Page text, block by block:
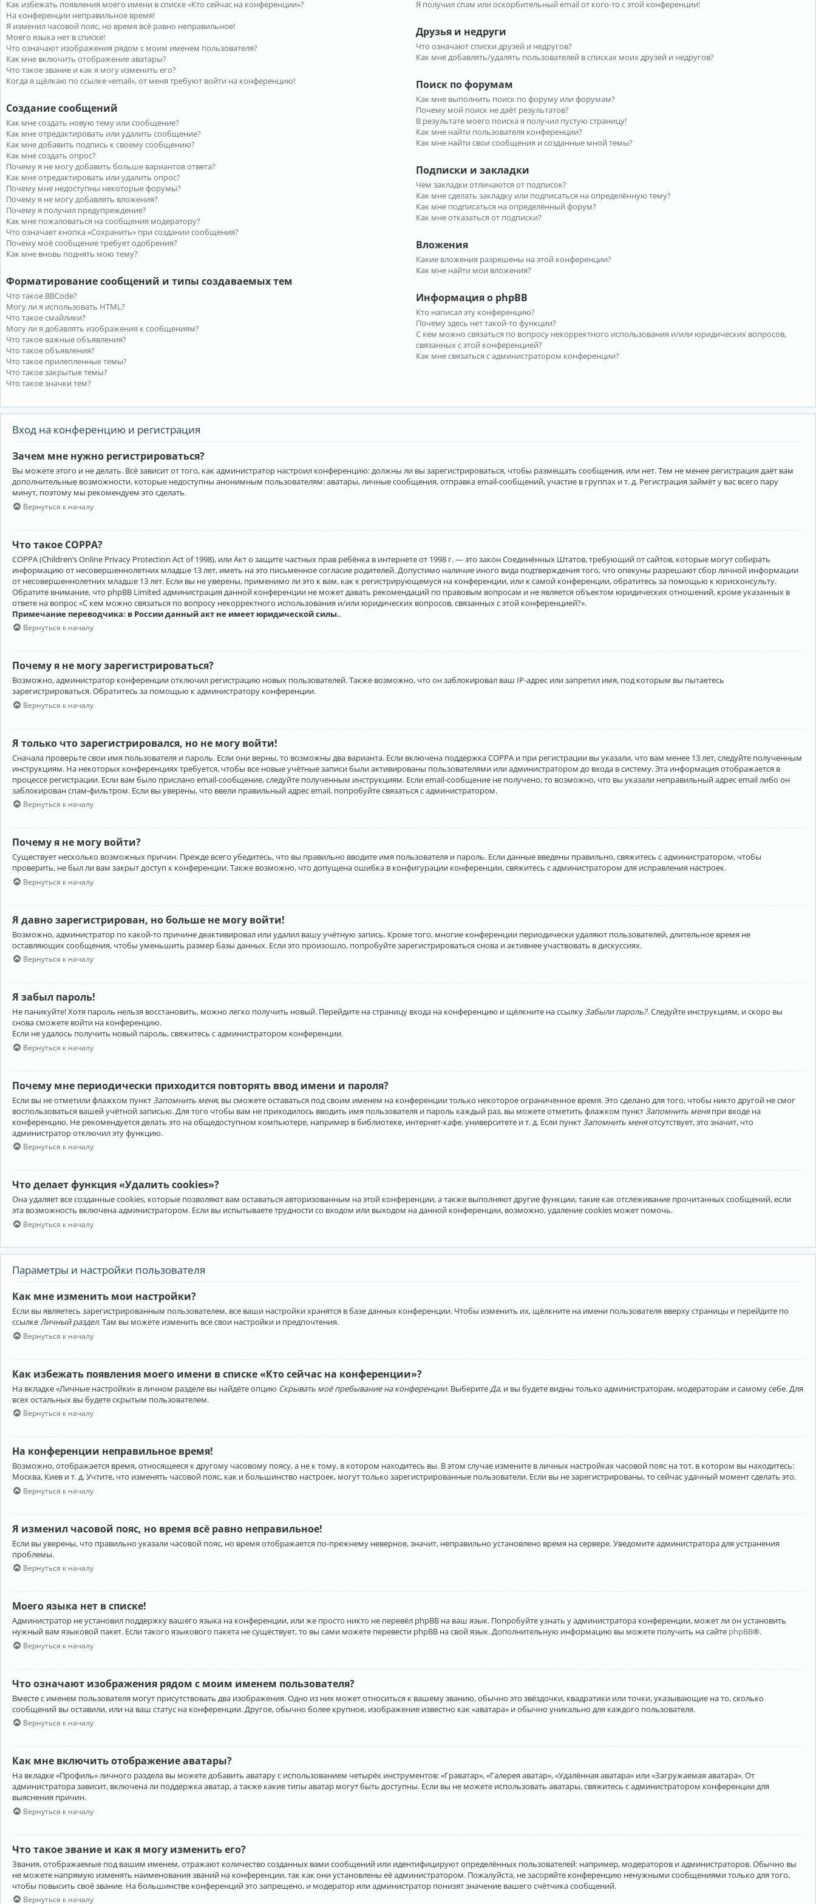
Как избежать появления моего имени в списке «Кто сейчас на конференции»?
На конференции неправильное время!
Я изменил часовой пояс, но время всё равно неправильное!
Моего языка нет в списке!
Что означают изображения рядом с моим именем пользователя?
Как мне включить отображение аватары?
Что такое звание и как я могу изменить его?
Когда я щёлкаю по ссылке «email», от меня требуют войти на конференцию!
Создание сообщений
Как мне создать новую тему или сообщение?
Как мне отредактировать или удалить сообщение?
Как мне добавить подпись к своему сообщению?
Как мне создать опрос?
Почему я не могу добавить больше вариантов ответа?
Как мне отредактировать или удалить опрос?
Почему мне недоступны некоторые форумы?
Почему я не могу добавлять вложения?
Почему я получил предупреждение?
Как мне пожаловаться на сообщения модератору?
Что означает кнопка «Сохранить» при создании сообщения?
Почему моё сообщение требует одобрения?
Как мне вновь поднять мою тему?
Форматирование сообщений и типы создаваемых тем
Что такое BBCode?
Могу ли я использовать HTML?
Что такое смайлики?
Могу ли я добавлять изображения к сообщениям?
Что такое важные объявления?
Что такое объявления?
Что такое прилепленные темы?
Что такое закрытые темы?
Что такое значки тем?
Я получил спам или оскорбительный email от кого-то с этой конференции!
Друзья и недруги
Что означают списки друзей и недругов?
Как мне добавлять/удалять пользователей в списках моих друзей и недругов?
Поиск по форумам
Как мне выполнить поиск по форуму или форумам?
Почему мой поиск не даёт результатов?
В результате моего поиска я получил пустую страницу!
Как мне найти пользователя конференции?
Как мне найти свои сообщения и созданные мной темы?
Подписки и закладки
Чем закладки отличаются от подписок?
Как мне сделать закладку или подписаться на определённую тему?
Как мне подписаться на определённый форум?
Как мне отказаться от подписки?
Вложения
Какие вложения разрешены на этой конференции?
Как мне найти мои вложения?
Информация о phpBB
Кто написал эту конференцию?
Почему здесь нет такой-то функции?
С кем можно связаться по вопросу некорректного использования и/или юридических вопросов,
связанных с этой конференцией?
Как мне связаться с администратором конференции?
Вход на конференцию и регистрация
Зачем мне нужно регистрироваться?
Вы можете этого и не делать. Всё зависит от того, как администратор настроил конференцию: должны ли вы зарегистрироваться, чтобы размещать сообщения, или нет. Тем не менее регистрация даёт вам
дополнительные возможности, которые недоступны анонимным пользователям: аватары, личные сообщения, отправка email-сообщений, участие в группах и т. д. Регистрация займёт у вас всего пару
минут, поэтому мы рекомендуем это сделать.
Вернуться к началу
Что такое COPPA?
COPPA (Children’s Online Privacy Protection Act of 1998), или Акт о защите частных прав ребёнка в интернете от 1998 г. — это закон Соединённых Штатов, требующий от сайтов, которые могут собирать
информацию от несовершеннолетних младше 13 лет, иметь на это письменное согласие родителей. Допустимо наличие иного вида подтверждения того, что опекуны разрешают сбор личной информации
от несовершеннолетних младше 13 лет. Если вы не уверены, применимо ли это к вам, как к регистрирующемуся на конференции, или к самой конференции, обратитесь за помощью к юрисконсульту.
Обратите внимание, что phpBB Limited администрация данной конференции не может давать рекомендаций по правовым вопросам и не является объектом юридических отношений, кроме указанных в
ответе на вопрос «С кем можно связаться по вопросу некорректного использования и/или юридических вопросов, связанных с этой конференцией?».
Примечание переводчика: в России данный акт не имеет юридической силы..
Вернуться к началу
Почему я не могу зарегистрироваться?
Возможно, администратор конференции отключил регистрацию новых пользователей. Также возможно, что он заблокировал ваш IP-адрес или запретил имя, под которым вы пытаетесь
зарегистрироваться. Обратитесь за помощью к администратору конференции.
Вернуться к началу
Я только что зарегистрировался, но не могу войти!
Сначала проверьте свои имя пользователя и пароль. Если они верны, то возможны два варианта. Если включена поддержка COPPA и при регистрации вы указали, что вам менее 13 лет, следуйте полученным
инструкциям. На некоторых конференциях требуется, чтобы все новые учётные записи были активированы пользователями или администратором до входа в систему. Эта информация отображается в
процессе регистрации. Если вам было прислано email-сообщение, следуйте полученным инструкциям. Если email-сообщение не получено, то возможно, что вы указали неправильный адрес email либо он
заблокирован спам-фильтром. Если вы уверены, что ввели правильный адрес email, попробуйте связаться с администратором.
Вернуться к началу
Почему я не могу войти?
Существует несколько возможных причин. Прежде всего убедитесь, что вы правильно вводите имя пользователя и пароль. Если данные введены правильно, свяжитесь с администратором, чтобы
проверить, не был ли вам закрыт доступ к конференции. Также возможно, что допущена ошибка в конфигурации конференции, свяжитесь с администратором для исправления настроек.
Вернуться к началу
Я давно зарегистрирован, но больше не могу войти!
Возможно, администратор по какой-то причине деактивировал или удалил вашу учётную запись. Кроме того, многие конференции периодически удаляют пользователей, длительное время не
оставляющих сообщения, чтобы уменьшить размер базы данных. Если это произошло, попробуйте зарегистрироваться снова и активнее участвовать в дискуссиях.
Вернуться к началу
Я забыл пароль!
Не паникуйте! Хотя пароль нельзя восстановить, можно легко получить новый. Перейдите на страницу входа на конференцию и щёлкните на ссылкуЗабыли пароль?. Следуйте инструкциям, и скоро вы
снова сможете войти на конференцию.
Если не удалось получить новый пароль, свяжитесь с администратором конференции.
Вернуться к началу
Почему мне периодически приходится повторять ввод имени и пароля?
Если вы не отметили флажком пункт Запомнить меня, вы сможете оставаться под своим именем на конференции только некоторое ограниченное время. Это сделано для того, чтобы никто другой не смог
воспользоваться вашей учётной записью. Для того чтобы вам не приходилось вводить имя пользователя и пароль каждый раз, вы можете отметить флажком пункт Запомнить меняпри входе на
конференцию. Не рекомендуется делать это на общедоступном компьютере, например в библиотеке, интернет-кафе, университете и т. д. Если пункт Запомнить меняотсутствует, это значит, что
администратор отключил эту функцию.
Вернуться к началу
Что делает функция «Удалить cookies»?
Она удаляет все созданные cookies, которые позволяют вам оставаться авторизованным на этой конференции, а также выполняют другие функции, такие как отслеживание прочитанных сообщений, если
эта возможность включена администратором. Если вы испытываете трудности со входом или выходом на данной конференции, возможно, удаление cookies может помочь.
Вернуться к началу
Параметры и настройки пользователя
Как мне изменить мои настройки?
Если вы являетесь зарегистрированным пользователем, все ваши настройки хранятся в базе данных конференции. Чтобы изменить их, щёлкните на имени пользователя вверху страницы и перейдите по
ссылкеЛичный раздел. Там вы можете изменить все свои настройки и предпочтения.
Вернуться к началу
Как избежать появления моего имени в списке «Кто сейчас на конференции»?
На вкладке «Личные настройки» в личном разделе вы найдёте опцию Скрывать моё пребывание на конференции. Выберите Да, и вы будете видны только администраторам, модераторам и самому себе. Для
всех остальных вы будете скрытым пользователем.
Вернуться к началу
На конференции неправильное время!
Возможно, отображается время, относящееся к другому часовому поясу, а не к тому, в котором находитесь вы. В этом случае измените в личных настройках часовой пояс на тот, в котором вы находитесь:
Москва, Киев и т. д. Учтите, что изменять часовой пояс, как и большинство настроек, могут только зарегистрированные пользователи. Если вы не зарегистрированы, то сейчас удачный момент сделать это.
Вернуться к началу
Я изменил часовой пояс, но время всё равно неправильное!
Если вы уверены, что правильно указали часовой пояс, но время отображается по-прежнему неверное, значит, неправильно установлено время на сервере. Уведомите администратора для устранения
проблемы.
Вернуться к началу
Моего языка нет в списке!
Администратор не установил поддержку вашего языка на конференции, или же просто никто не перевёл phpBB на ваш язык. Попробуйте узнать у администратора конференции, может ли он установить
нужный вам языковой пакет. Если такого языкового пакета не существует, то вы сами можете перевести phpBB на свой язык. Дополнительную информацию вы можете получить на сайте phpBB®.
Вернуться к началу
Что означают изображения рядом с моим именем пользователя?
Вместе с именем пользователя могут присутствовать два изображения. Одно из них может относиться к вашему званию, обычно это звёздочки, квадратики или точки, указывающие на то, сколько
сообщений вы оставили, или на ваш статус на конференции. Другое, обычно более крупное, изображение известно как «аватара» и обычно уникально для каждого пользователя.
Вернуться к началу
Как мне включить отображение аватары?
На вкладке «Профиль» личного раздела вы можете добавить аватару с использованием четырёх инструментов: «Граватар», «Галерея аватар», «Удалённая аватара» или «Загружаемая аватара». От
администратора зависит, включена ли поддержка аватар, а также какие типы аватар могут быть доступны. Если вы не можете использовать аватары, свяжитесь с администратором конференции для
выяснения причин.
Вернуться к началу
Что такое звание и как я могу изменить его?
Звания, отображаемые под вашим именем, отражают количество созданных вами сообщений или идентифицируют определённых пользователей: например, модераторов и администраторов. Обычно вы
не можете напрямую изменять наименования званий на конференции, так как они установлены её администратором. Пожалуйста, не засоряйте конференцию ненужными сообщениями только для того,
чтобы повысить своё звание. На большинстве конференций это запрещено, и модератор или администратор понизят значение вашего счётчика сообщений.
Вернуться к началу